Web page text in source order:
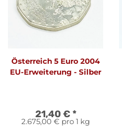
Österreich 5 Euro 2004
EU-Erweiterung - Silber
21,40 € *
2.675,00 € pro 1 kg